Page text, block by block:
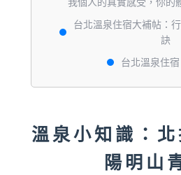
我個人的真實感受，你的
台北溫泉住宿大補帖：
訣
台北溫泉住
溫泉小知識：
陽明山